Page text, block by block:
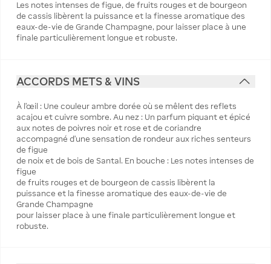
Les notes intenses de figue, de fruits rouges et de bourgeon
de cassis libèrent la puissance et la finesse aromatique des
eaux-de-vie de Grande Champagne, pour laisser place à une
finale particulièrement longue et robuste.
ACCORDS METS & VINS
À l’œil : Une couleur ambre dorée où se mêlent des reflets
acajou et cuivre sombre. Au nez : Un parfum piquant et épicé
aux notes de poivres noir et rose et de coriandre
accompagné d’une sensation de rondeur aux riches senteurs
de figue
de noix et de bois de Santal. En bouche : Les notes intenses de
figue
de fruits rouges et de bourgeon de cassis libèrent la
puissance et la finesse aromatique des eaux-de-vie de
Grande Champagne
pour laisser place à une finale particulièrement longue et
robuste.